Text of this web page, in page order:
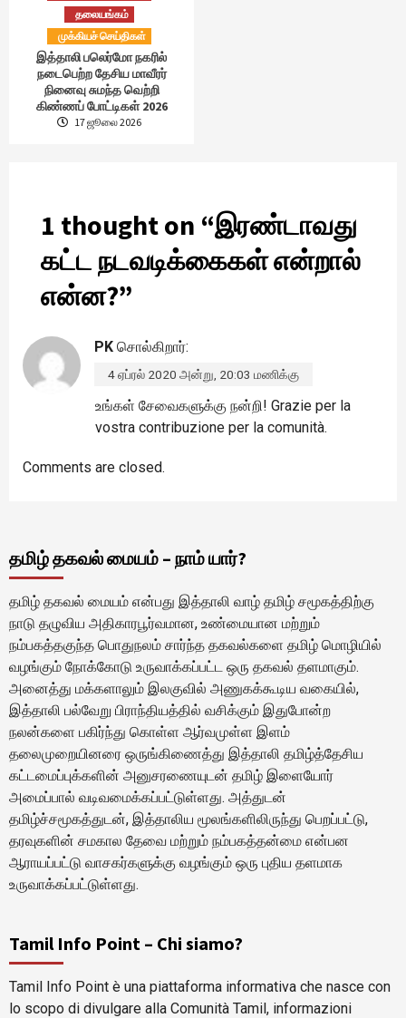
தலையங்கம்
முக்கியச் செய்திகள்
இத்தாலி பலெர்மோ நகரில்
நடைபெற்ற தேசிய மாவீரர்
நினைவு சுமந்த வெற்றி
கிண்ணப் போட்டிகள் 2026
17 ஜூலை 2026
1 thought on “இரண்டாவது
கட்ட நடவடிக்கைகள் என்றால்
என்ன?”
PK சொல்கிறார்:
4 ஏப்ரல் 2020 அன்று, 20:03 மணிக்கு
உங்கள் சேவைகளுக்கு நன்றி! Grazie per la
vostra contribuzione per la comunità.
Comments are closed.
தமிழ் தகவல் மையம் – நாம் யார்?
தமிழ் தகவல் மையம் என்பது இத்தாலி வாழ் தமிழ் சமூகத்திற்கு
நாடு தழுவிய அதிகாரபூர்வமான, உண்மையான மற்றும்
நம்பகத்தகுந்த பொதுநலம் சார்ந்த தகவல்களை தமிழ் மொழியில்
வழங்கும் நோக்கோடு உருவாக்கப்பட்ட ஒரு தகவல் தளமாகும்.
அனைத்து மக்களாலும் இலகுவில் அணுகக்கூடிய வகையில்,
இத்தாலி பல்வேறு பிராந்தியத்தில் வசிக்கும் இதுபோன்ற
நலன்களை பகிர்ந்து கொள்ள ஆர்வமுள்ள இளம்
தலைமுறையினரை ஒருங்கிணைத்து இத்தாலி தமிழ்த்தேசிய
கட்டமைப்புக்களின் அனுசரணையுடன் தமிழ் இளையோர்
அமைப்பால் வடிவமைக்கப்பட்டுள்ளது. அத்துடன்
தமிழ்ச்சமூகத்துடன், இத்தாலிய மூலங்களிலிருந்து பெறப்பட்டு,
தரவுகளின் சமகால தேவை மற்றும் நம்பகத்தன்மை என்பன
ஆராயப்பட்டு வாசகர்களுக்கு வழங்கும் ஒரு புதிய தளமாக
உருவாக்கப்பட்டுள்ளது.
Tamil Info Point – Chi siamo?
Tamil Info Point è una piattaforma informativa che nasce con
lo scopo di divulgare alla Comunità Tamil, informazioni